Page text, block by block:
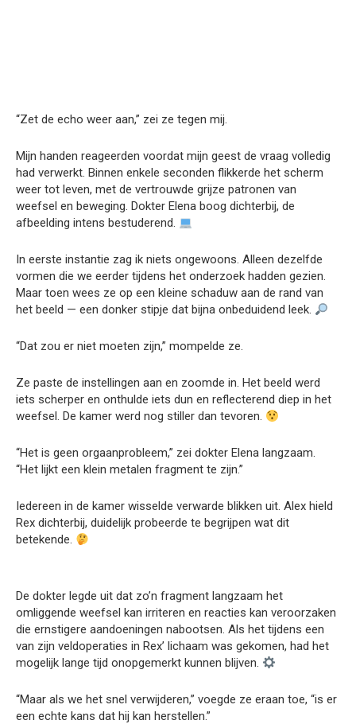
“Zet de echo weer aan,” zei ze tegen mij.
Mijn handen reageerden voordat mijn geest de vraag volledig
had verwerkt. Binnen enkele seconden flikkerde het scherm
weer tot leven, met de vertrouwde grijze patronen van
weefsel en beweging. Dokter Elena boog dichterbij, de
afbeelding intens bestuderend.
In eerste instantie zag ik niets ongewoons. Alleen dezelfde
vormen die we eerder tijdens het onderzoek hadden gezien.
Maar toen wees ze op een kleine schaduw aan de rand van
het beeld — een donker stipje dat bijna onbeduidend leek.
“Dat zou er niet moeten zijn,” mompelde ze.
Ze paste de instellingen aan en zoomde in. Het beeld werd
iets scherper en onthulde iets dun en reflecterend diep in het
weefsel. De kamer werd nog stiller dan tevoren.
“Het is geen orgaanprobleem,” zei dokter Elena langzaam.
“Het lijkt een klein metalen fragment te zijn.”
Iedereen in de kamer wisselde verwarde blikken uit. Alex hield
Rex dichterbij, duidelijk probeerde te begrijpen wat dit
betekende.
De dokter legde uit dat zo’n fragment langzaam het
omliggende weefsel kan irriteren en reacties kan veroorzaken
die ernstigere aandoeningen nabootsen. Als het tijdens een
van zijn veldoperaties in Rex’ lichaam was gekomen, had het
mogelijk lange tijd onopgemerkt kunnen blijven.
“Maar als we het snel verwijderen,” voegde ze eraan toe, “is er
een echte kans dat hij kan herstellen.”